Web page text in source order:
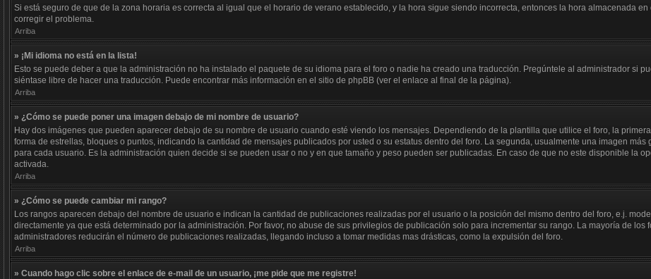
Si está seguro de que de la zona horaria es correcta al igual que el horario de verano establecido, y la hora sigue siendo incorrecta, entonces la hora almacenada
corregir el problema.
Arriba
» ¡Mi idioma no está en la lista!
Esto se puede deber a que la administración no ha instalado el paquete de su idioma para el foro o nadie ha creado una traducción. Pregúntele al administrador si
siéntase libre de hacer una traducción. Puede encontrar más información en el sitio de phpBB (ver el enlace al final de la página).
Arriba
» ¿Cómo se puede poner una imagen debajo de mi nombre de usuario?
Hay dos imágenes que pueden aparecer debajo de su nombre de usuario cuando esté viendo los mensajes. Dependiendo de la plantilla que utilice el foro, la
forma de estrellas, bloques o puntos, indicando la cantidad de mensajes publicados por usted o su estatus dentro del foro. La segunda, usualmente una imagen
para cada usuario. Es la administración quien decide si se pueden usar o no y en que tamaño y peso pueden ser publicadas. En caso de que no este disponible la
activada.
Arriba
» ¿Cómo se puede cambiar mi rango?
Los rangos aparecen debajo del nombre de usuario e indican la cantidad de publicaciones realizadas por el usuario o la posición del mismo dentro del foro, e.j.
directamente ya que está determinado por la administración. Por favor, no abuse de sus privilegios de publicación solo para incrementar su rango. La mayoría de los
administradores reducirán el número de publicaciones realizadas, llegando incluso a tomar medidas mas drásticas, como la expulsión del foro.
Arriba
» Cuando hago clic sobre el enlace de e-mail de un usuario, ¡me pide que me registre!